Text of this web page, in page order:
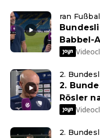
ran
Babbel-
2.
2.
Rösler
2.